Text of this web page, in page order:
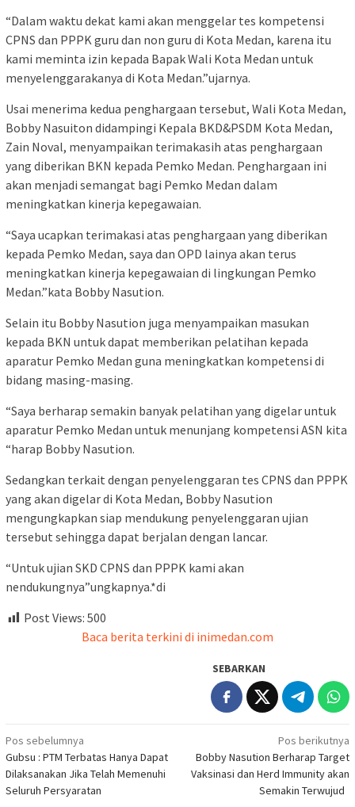
“Dalam waktu dekat kami akan menggelar tes kompetensi
CPNS dan PPPK guru dan non guru di Kota Medan, karena itu
kami meminta izin kepada Bapak Wali Kota Medan untuk
menyelenggarakanya di Kota Medan.”ujarnya.
Usai menerima kedua penghargaan tersebut, Wali Kota Medan,
Bobby Nasuiton didampingi Kepala BKD&PSDM Kota Medan,
Zain Noval, menyampaikan terimakasih atas penghargaan
yang diberikan BKN kepada Pemko Medan. Penghargaan ini
akan menjadi semangat bagi Pemko Medan dalam
meningkatkan kinerja kepegawaian.
“Saya ucapkan terimakasi atas penghargaan yang diberikan
kepada Pemko Medan, saya dan OPD lainya akan terus
meningkatkan kinerja kepegawaian di lingkungan Pemko
Medan.”kata Bobby Nasution.
Selain itu Bobby Nasution juga menyampaikan masukan
kepada BKN untuk dapat memberikan pelatihan kepada
aparatur Pemko Medan guna meningkatkan kompetensi di
bidang masing-masing.
“Saya berharap semakin banyak pelatihan yang digelar untuk
aparatur Pemko Medan untuk menunjang kompetensi ASN kita
“harap Bobby Nasution.
Sedangkan terkait dengan penyelenggaran tes CPNS dan PPPK
yang akan digelar di Kota Medan, Bobby Nasution
mengungkapkan siap mendukung penyelenggaran ujian
tersebut sehingga dapat berjalan dengan lancar.
“Untuk ujian SKD CPNS dan PPPK kami akan
nendukungnya”ungkapnya.*di
Post Views: 500
Baca berita terkini di inimedan.com
SEBARKAN
Navigasi
pos
Pos sebelumnya
Gubsu : PTM Terbatas Hanya Dapat
Dilaksanakan Jika Telah Memenuhi
Seluruh Persyaratan
Pos berikutnya
Bobby Nasution Berharap Target
Vaksinasi dan Herd Immunity akan
Semakin Terwujud